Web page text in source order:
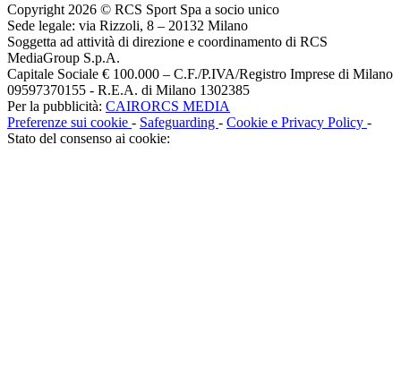
Copyright 2026 © RCS Sport Spa a socio unico
Sede legale: via Rizzoli, 8 – 20132 Milano
Soggetta ad attività di direzione e coordinamento di RCS
MediaGroup S.p.A.
Capitale Sociale € 100.000 – C.F./P.IVA/Registro Imprese di Milano
09597370155 - R.E.A. di Milano 1302385
Per la pubblicità: CAIRORCS MEDIA
Preferenze sui cookie - Safeguarding - Cookie e Privacy Policy -
Stato del consenso ai cookie: